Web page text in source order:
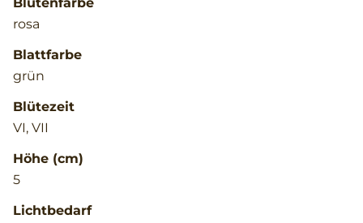
rosa
Blattfarbe
grün
Blütezeit
VI, VII
Höhe (cm)
5
Lichtbedarf